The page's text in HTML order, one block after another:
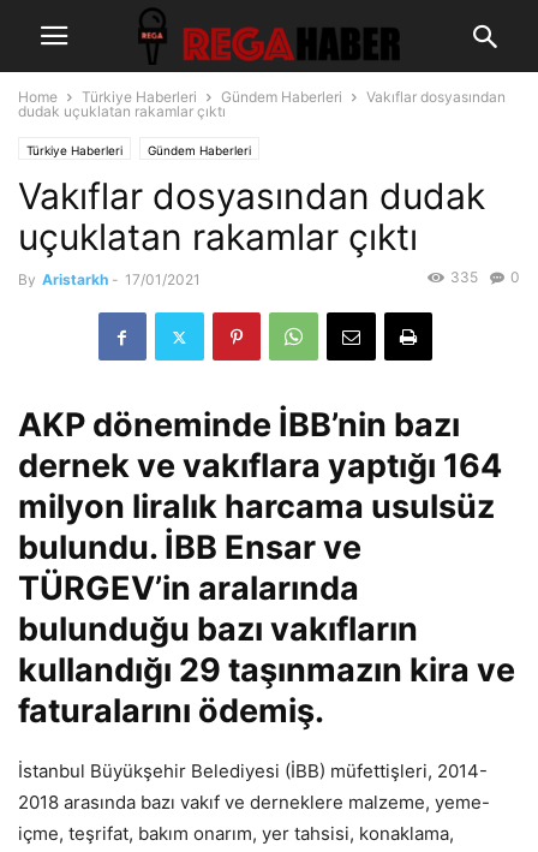
Home Türkiye Haberleri Gündem Haberleri
Vakıflar dosyasından
dudak uçuklatan rakamlar çıktı
Türkiye Haberleri Gündem Haberleri
Vakıflar dosyasından dudak
uçuklatan rakamlar çıktı
By Aristarkh - 17/01/2021 0
335
AKP döneminde İBB’nin bazı
dernek ve vakıflara yaptığı 164
milyon liralık harcama usulsüz
bulundu. İBB Ensar ve
TÜRGEV’in aralarında
bulunduğu bazı vakıfların
kullandığı 29 taşınmazın kira ve
faturalarını ödemiş.
İstanbul Büyükşehir Belediyesi (İBB) müfettişleri, 2014-
2018 arasında bazı vakıf ve derneklere malzeme, yeme-
içme, teşrifat, bakım onarım, yer tahsisi, konaklama,